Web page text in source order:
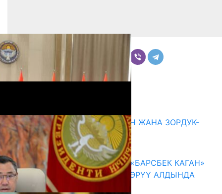
Комментарийлер
ГЕНДЕРДИК БАСМЫРЛООДОН ЖАНА ЗОРДУК-
ЗОМБУЛУКТАН КОРГОО
07.08.2026
КЫРГЫЗ ТАРЫХЫ ТАСМАДА: «БАРСБЕК КАГАН»
КӨРКӨМ ТАСМАСЫ ЖАРЫК КӨРҮҮ АЛДЫНДА
07.08.2026